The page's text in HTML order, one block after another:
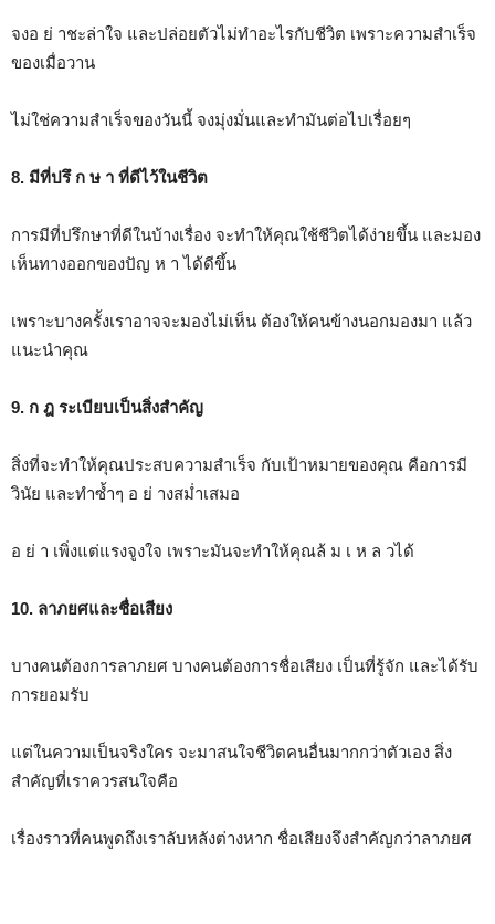
จงอ ย่ าชะล่าใจ และปล่อยตัวไม่ทำอะไรกับชีวิต เพราะความสำเร็จ
ของเมื่อวาน
ไม่ใช่ความสำเร็จของวันนี้ จงมุ่งมั่นและทำมันต่อไปเรื่อยๆ
8. มีที่ปรึ ก ษ า ที่ดีไว้ในชีวิต
การมีที่ปรึกษาที่ดีในบ้างเรื่อง จะทำให้คุณใช้ชีวิตได้ง่ายขึ้น และมอง
เห็นทางออกของปัญ ห า ได้ดีขึ้น
เพราะบางครั้งเราอาจจะมองไม่เห็น ต้องให้คนข้างนอกมองมา แล้ว
แนะนำคุณ
9. ก ฎ ระเบียบเป็นสิ่งสำคัญ
สิ่งที่จะทำให้คุณประสบความสำเร็จ กับเป้าหมายของคุณ คือการมี
วินัย และทำซ้ำๆ อ ย่ างสม่ำเสมอ
อ ย่ า เพิ่งแต่แรงจูงใจ เพราะมันจะทำให้คุณล้ ม เ ห ล วได้
10. ลาภยศและชื่อเสียง
บางคนต้องการลาภยศ บางคนต้องการชื่อเสียง เป็นที่รู้จัก และได้รับ
การยอมรับ
แต่ในความเป็นจริงใคร จะมาสนใจชีวิตคนอื่นมากกว่าตัวเอง สิ่ง
สำคัญที่เราควรสนใจคือ
เรื่องราวที่คนพูดถึงเราลับหลังต่างหาก ชื่อเสียงจึงสำคัญกว่าลาภยศ